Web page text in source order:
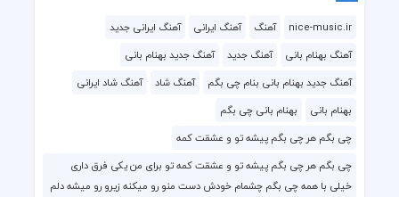
nice-music.ir آهنگ آهنگ ایرانی
آهنگ ایرانی جدید
آهنگ بهنام بانی
آهنگ جدید
آهنگ جدید بهنام بانی
آهنگ جدید بهنام بانی بنام چی بگم
آهنگ شاد
آهنگ شاد ایرانی
بهنام بانی
بهنام بانی چی بگم
چی بگم هر چی بگم پیشه تو و عشقت کمه
چی بگم هر چی بگم پیشه تو و عشقت کمه تو برای من یکی فرق داری
خیلی با همه چی بگم چشمام خودش دست منو رو میکنه زیرو رو میشه دلم